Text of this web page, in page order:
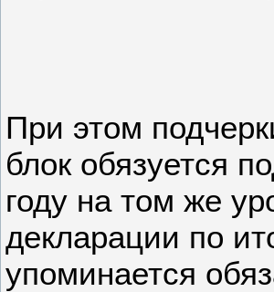
При этом
блок обязуется
году на том же
декларации по
упоминается